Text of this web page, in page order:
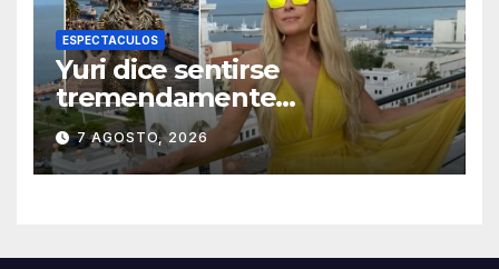
ESPECTACULOS
Yuri dice sentirse
tremendamente
emocionada sobre su estatua
que le harán en Veracruz
7 AGOSTO, 2026